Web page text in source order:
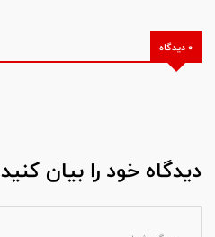
0 دیدگاه
دیدگاه خود را بیان کنید